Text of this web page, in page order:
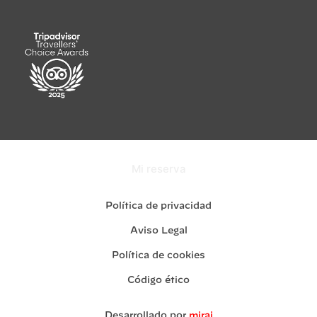
Política de privacidad
Aviso Legal
Política de cookies
Código ético